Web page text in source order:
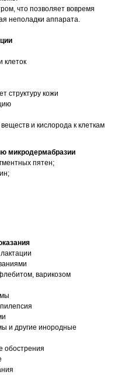
что позволяет вовремя
неполадки аппарата.
клеток
структуру кожи
и кислорода к клеткам
микродермабразии
пятен;
варикозом
и другие инородные
обострения